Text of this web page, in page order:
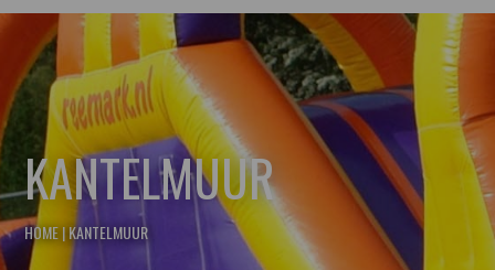
KANTELMUUR
HOME|KANTELMUUR